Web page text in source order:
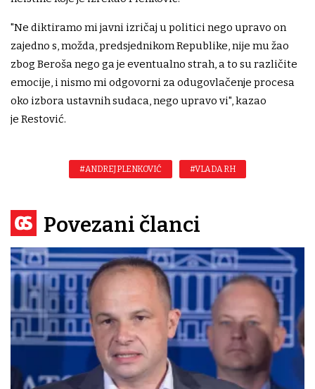
"Ne diktiramo mi javni izričaj u politici nego upravo on
zajedno s, možda, predsjednikom Republike, nije mu žao
zbog Beroša nego ga je eventualno strah, a to su različite
emocije, i nismo mi odgovorni za odugovlačenje procesa
oko izbora ustavnih sudaca, nego upravo vi", kazao
je Restović.
#ANDREJ PLENKOVIĆ #VLADA RH
Povezani članci